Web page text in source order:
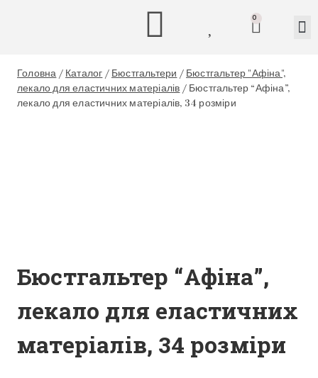
0
Головна / Каталог / Бюстгальтери / Бюстгальтер "Афіна",
лекало для еластичних матеріалів / Бюстгальтер “Афіна”,
лекало для еластичних матеріалів, 34 розміри
Бюстгальтер “Афіна”,
лекало для еластичних
матеріалів, 34 розміри